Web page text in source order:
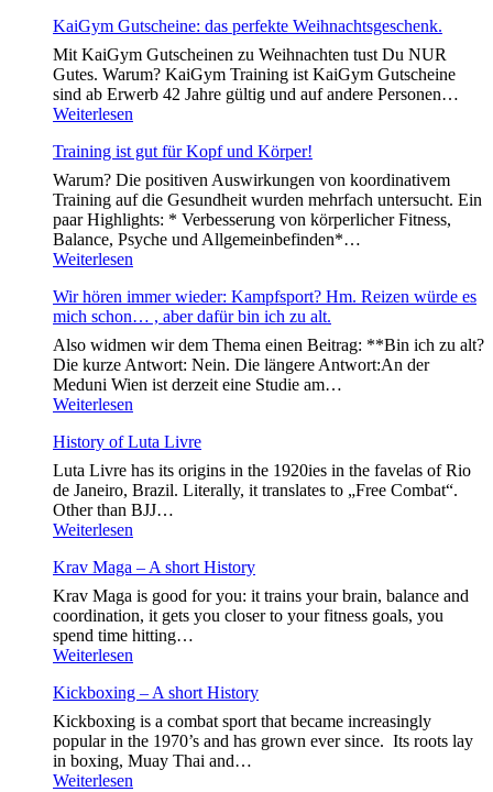
die
eine
Selbstverteidigungstrainerin
nie
tun
würde
KaiGym Gutscheine: das perfekte Weihnachtsgeschenk.
Mit KaiGym Gutscheinen zu Weihnachten tust Du NUR
Gutes. Warum? KaiGym Training ist KaiGym Gutscheine
sind ab Erwerb 42 Jahre gültig und auf andere Personen…
Weiterlesen
das
perfekte
Weihnachtsgeschenk.
Training ist gut für Kopf und Körper!
Warum? Die positiven Auswirkungen von koordinativem
Training auf die Gesundheit wurden mehrfach untersucht. Ein
paar Highlights: * Verbesserung von körperlicher Fitness,
Balance, Psyche und Allgemeinbefinden*…
Weiterlesen
gut
für
Kopf
und
Körper!
Wir hören immer wieder: Kampfsport? Hm. Reizen würde es
mich schon… , aber dafür bin ich zu alt.
Also widmen wir dem Thema einen Beitrag: **Bin ich zu alt?
Die kurze Antwort: Nein. Die längere Antwort:An der
Meduni Wien ist derzeit eine Studie am…
Weiterlesen
immer
wieder:
Kampfsport?
Hm.
Reizen
würde
mich
schon…
,
aber
dafür
ich
zu
alt.
History of Luta Livre
Luta Livre has its origins in the 1920ies in the favelas of Rio
de Janeiro, Brazil. Literally, it translates to „Free Combat“.
Other than BJJ…
Weiterlesen
Luta
Livre
Krav Maga – A short History
Krav Maga is good for you: it trains your brain, balance and
coordination, it gets you closer to your fitness goals, you
spend time hitting…
Weiterlesen
–
A
short
History
Kickboxing – A short History
Kickboxing is a combat sport that became increasingly
popular in the 1970’s and has grown ever since. Its roots lay
in boxing, Muay Thai and…
Weiterlesen